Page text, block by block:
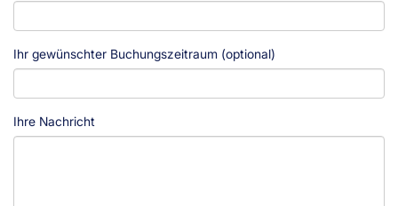
Ihr gewünschter Buchungszeitraum (optional)
Ihre Nachricht